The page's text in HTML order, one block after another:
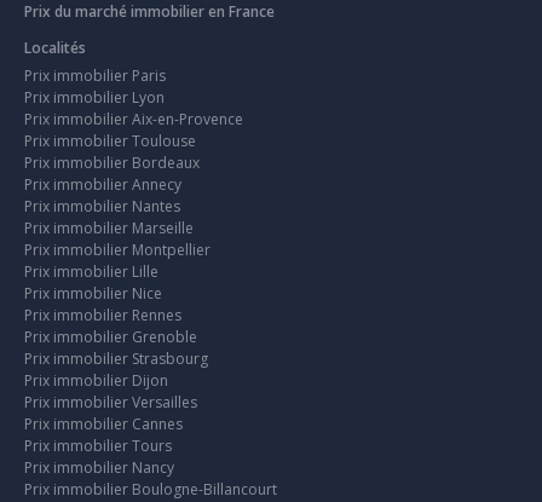
Prix du marché immobilier en France
Localités
Prix immobilier Paris
Prix immobilier Lyon
Prix immobilier Aix-en-Provence
Prix immobilier Toulouse
Prix immobilier Bordeaux
Prix immobilier Annecy
Prix immobilier Nantes
Prix immobilier Marseille
Prix immobilier Montpellier
Prix immobilier Lille
Prix immobilier Nice
Prix immobilier Rennes
Prix immobilier Grenoble
Prix immobilier Strasbourg
Prix immobilier Dijon
Prix immobilier Versailles
Prix immobilier Cannes
Prix immobilier Tours
Prix immobilier Nancy
Prix immobilier Boulogne-Billancourt